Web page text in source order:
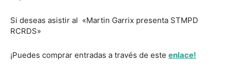
Si deseas asistir al «Martin Garrix presenta STMPD
RCRDS»
¡Puedes comprar entradas a través de este enlace!